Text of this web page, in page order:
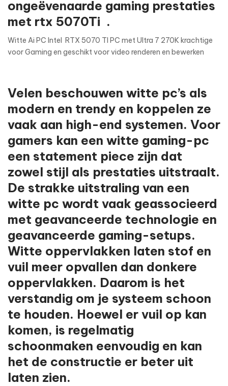
ongeëvenaarde gaming prestaties
met rtx 5070Ti .
Witte Ai PC Intel RTX 5070 TI PC met Ultra 7 270K krachtige
voor Gaming en geschikt voor video renderen en bewerken
Velen beschouwen witte pc’s als
modern en trendy en koppelen ze
vaak aan high-end systemen. Voor
gamers kan een witte gaming-pc
een statement piece zijn dat
zowel stijl als prestaties uitstraalt.
De strakke uitstraling van een
witte pc wordt vaak geassocieerd
met geavanceerde technologie en
geavanceerde gaming-setups.
Witte oppervlakken laten stof en
vuil meer opvallen dan donkere
oppervlakken. Daarom is het
verstandig om je systeem schoon
te houden. Hoewel er vuil op kan
komen, is regelmatig
schoonmaken eenvoudig en kan
het de constructie er beter uit
laten zien.